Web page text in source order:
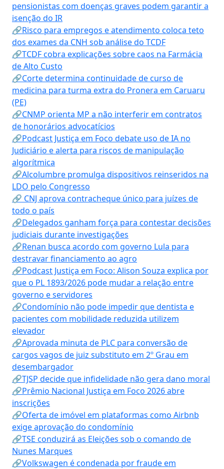
pensionistas com doenças graves podem garantir a
isenção do IR
🔗Risco para empregos e atendimento coloca teto
dos exames da CNH sob análise do TCDF
🔗TCDF cobra explicações sobre caos na Farmácia
de Alto Custo
🔗Corte determina continuidade de curso de
medicina para turma extra do Pronera em Caruaru
(PE)
🔗CNMP orienta MP a não interferir em contratos
de honorários advocatícios
🔗Podcast Justiça em Foco debate uso de IA no
Judiciário e alerta para riscos de manipulação
algorítmica
🔗Alcolumbre promulga dispositivos reinseridos na
LDO pelo Congresso
🔗 CNJ aprova contracheque único para juízes de
todo o país
🔗Delegados ganham força para contestar decisões
judiciais durante investigações
🔗Renan busca acordo com governo Lula para
destravar financiamento ao agro
🔗Podcast Justiça em Foco: Alison Souza explica por
que o PL 1893/2026 pode mudar a relação entre
governo e servidores
🔗Condomínio não pode impedir que dentista e
pacientes com mobilidade reduzida utilizem
elevador
🔗Aprovada minuta de PLC para conversão de
cargos vagos de juiz substituto em 2º Grau em
desembargador
🔗TJSP decide que infidelidade não gera dano moral
🔗Prêmio Nacional Justiça em Foco 2026 abre
inscrições
🔗Oferta de imóvel em plataformas como Airbnb
exige aprovação do condomínio
🔗TSE conduzirá as Eleições sob o comando de
Nunes Marques
🔗Volkswagen é condenada por fraude em